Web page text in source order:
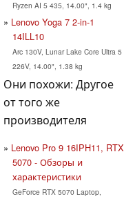
Ryzen AI 5 435, 14.00", 1.4 kg
Lenovo Yoga 7 2-in-1
14ILL10
Arc 130V, Lunar Lake Core Ultra 5
226V, 14.00", 1.38 kg
Они похожи: Другое
от того же
производителя
Lenovo Pro 9 16IPH11, RTX
5070 - Обзоры и
характеристики
GeForce RTX 5070 Laptop,